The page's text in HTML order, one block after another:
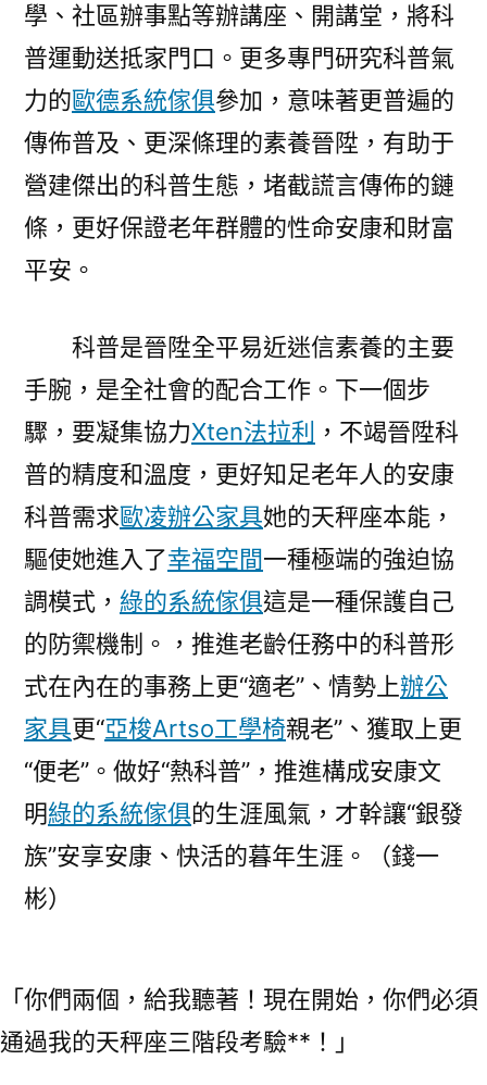
學、社區辦事點等辦講座、開講堂，將科
普運動送抵家門口。更多專門研究科普氣
力的歐德系統傢俱參加，意味著更普遍的
傳佈普及、更深條理的素養晉陞，有助于
營建傑出的科普生態，堵截謊言傳佈的鏈
條，更好保證老年群體的性命安康和財富
平安。
科普是晉陞全平易近迷信素養的主要
手腕，是全社會的配合工作。下一個步
驟，要凝集協力Xten法拉利 ，不竭晉陞科
普的精度和溫度，更好知足老年人的安康
科普需求歐凌辦公家具她的天秤座本能，
驅使她進入了幸福空間一種極端的強迫協
調模式， 綠的系統傢俱這是一種保護自己
的防禦機制。，推進老齡任務中的科普形
式在內在的事務上更“適老”、情勢上辦公
家具更“亞梭Artso工學椅親老”、獲取上更
“便老”。做好“熱科普”，推進構成安康文
明綠的系統傢俱的生涯風氣，才幹讓“銀發
族”安享安康、快活的暮年生涯。（錢一
彬）
「你們兩個，給我聽著！現在開始，你們必須
通過我的天秤座三階段考驗**！」